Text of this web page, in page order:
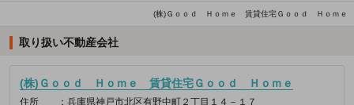
(株)Ｇｏｏｄ Ｈｏｍｅ 賃貸住宅Ｇｏｏｄ Ｈｏｍｅ
取り扱い不動産会社
(株)Ｇｏｏｄ Ｈｏｍｅ 賃貸住宅Ｇｏｏｄ Ｈｏｍｅ
住所 ：兵庫県神戸市北区有野中町２丁目１４－１７